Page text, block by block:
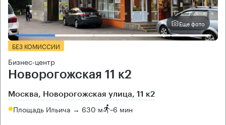
Еще фото
БЕЗ КОМИССИИ
Бизнес-центр
Новорогожская 11 к2
Москва, Новорогожская улица, 11 к2
Площадь Ильича → 630 м ~6 мин